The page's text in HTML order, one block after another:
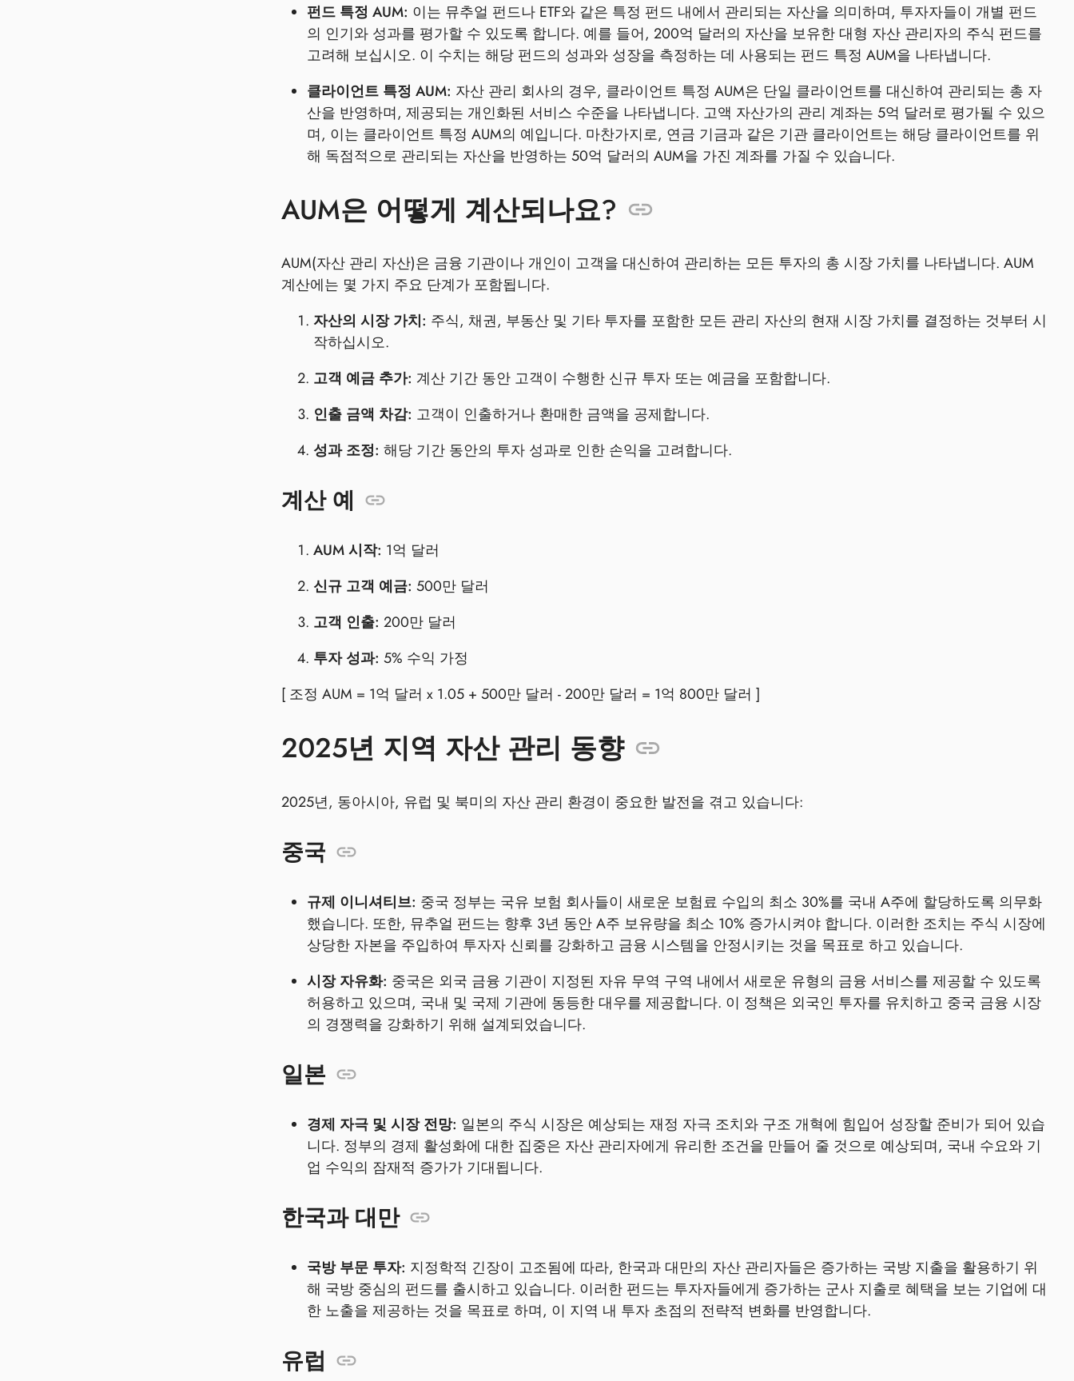
펀드 특정 AUM: 이는 뮤추얼 펀드나 ETF와 같은 특정 펀드 내에서 관리되는 자산을 의미하며, 투자자들이 개별 펀드
의 인기와 성과를 평가할 수 있도록 합니다. 예를 들어, 200억 달러의 자산을 보유한 대형 자산 관리자의 주식 펀드를
고려해 보십시오. 이 수치는 해당 펀드의 성과와 성장을 측정하는 데 사용되는 펀드 특정 AUM을 나타냅니다.
클라이언트 특정 AUM: 자산 관리 회사의 경우, 클라이언트 특정 AUM은 단일 클라이언트를 대신하여 관리되는 총 자
산을 반영하며, 제공되는 개인화된 서비스 수준을 나타냅니다. 고액 자산가의 관리 계좌는 5억 달러로 평가될 수 있으
며, 이는 클라이언트 특정 AUM의 예입니다. 마찬가지로, 연금 기금과 같은 기관 클라이언트는 해당 클라이언트를 위
해 독점적으로 관리되는 자산을 반영하는 50억 달러의 AUM을 가진 계좌를 가질 수 있습니다.
AUM은 어떻게 계산되나요?
AUM(자산 관리 자산)은 금융 기관이나 개인이 고객을 대신하여 관리하는 모든 투자의 총 시장 가치를 나타냅니다. AUM
계산에는 몇 가지 주요 단계가 포함됩니다.
자산의 시장 가치: 주식, 채권, 부동산 및 기타 투자를 포함한 모든 관리 자산의 현재 시장 가치를 결정하는 것부터 시
작하십시오.
고객 예금 추가: 계산 기간 동안 고객이 수행한 신규 투자 또는 예금을 포함합니다.
인출 금액 차감: 고객이 인출하거나 환매한 금액을 공제합니다.
성과 조정: 해당 기간 동안의 투자 성과로 인한 손익을 고려합니다.
계산 예
AUM 시작: 1억 달러
신규 고객 예금: 500만 달러
고객 인출: 200만 달러
투자 성과: 5% 수익 가정
[ 조정 AUM = 1억 달러 x 1.05 + 500만 달러 - 200만 달러 = 1억 800만 달러 ]
2025년 지역 자산 관리 동향
2025년, 동아시아, 유럽 및 북미의 자산 관리 환경이 중요한 발전을 겪고 있습니다:
중국
규제 이니셔티브: 중국 정부는 국유 보험 회사들이 새로운 보험료 수입의 최소 30%를 국내 A주에 할당하도록 의무화
했습니다. 또한, 뮤추얼 펀드는 향후 3년 동안 A주 보유량을 최소 10% 증가시켜야 합니다. 이러한 조치는 주식 시장에
상당한 자본을 주입하여 투자자 신뢰를 강화하고 금융 시스템을 안정시키는 것을 목표로 하고 있습니다.
시장 자유화: 중국은 외국 금융 기관이 지정된 자유 무역 구역 내에서 새로운 유형의 금융 서비스를 제공할 수 있도록
허용하고 있으며, 국내 및 국제 기관에 동등한 대우를 제공합니다. 이 정책은 외국인 투자를 유치하고 중국 금융 시장
의 경쟁력을 강화하기 위해 설계되었습니다.
일본
경제 자극 및 시장 전망: 일본의 주식 시장은 예상되는 재정 자극 조치와 구조 개혁에 힘입어 성장할 준비가 되어 있습
니다. 정부의 경제 활성화에 대한 집중은 자산 관리자에게 유리한 조건을 만들어 줄 것으로 예상되며, 국내 수요와 기
업 수익의 잠재적 증가가 기대됩니다.
한국과 대만
국방 부문 투자: 지정학적 긴장이 고조됨에 따라, 한국과 대만의 자산 관리자들은 증가하는 국방 지출을 활용하기 위
해 국방 중심의 펀드를 출시하고 있습니다. 이러한 펀드는 투자자들에게 증가하는 군사 지출로 혜택을 보는 기업에 대
한 노출을 제공하는 것을 목표로 하며, 이 지역 내 투자 초점의 전략적 변화를 반영합니다.
유럽